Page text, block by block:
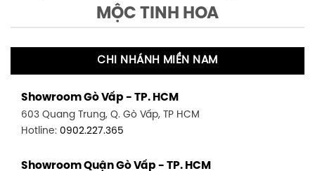
MỘC TINH HOA
CHI NHÁNH MIỀN NAM
Showroom Gò Vấp - TP. HCM
603 Quang Trung, Q. Gò Vấp, TP HCM
Hotline: 0902.227.365
Showroom Quận Gò Vấp - TP. HCM